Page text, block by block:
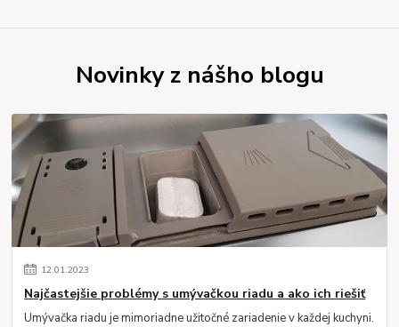
Novinky z nášho blogu
12.01.2023
Najčastejšie problémy s umývačkou riadu a ako ich riešiť
Umývačka riadu je mimoriadne užitočné zariadenie v každej kuchyni.